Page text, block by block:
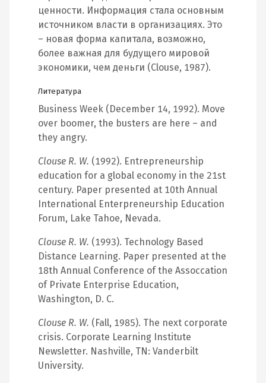
ценности. Информация стала основным
источником власти в организациях. Это
– новая форма капитала, возможно,
более важная для будущего мировой
экономики, чем деньги (Clouse, 1987).
Литература
Business Week (December 14, 1992). Move
over boomer, the busters are here – and
they angry.
Clouse R. W. (1992). Entrepreneurship
education for a global economy in the 21st
century. Paper presented at 10th Annual
International Enterpreneurship Education
Forum, Lake Tahoe, Nevada.
Clouse R. W. (1993). Technology Based
Distance Learning. Paper presented at the
18th Annual Conference of the Assoccation
of Private Enterprise Education,
Washington, D. C.
Clouse R. W. (Fall, 1985). The next corporate
crisis. Corporate Learning Institute
Newsletter. Nashville, TN: Vanderbilt
University.